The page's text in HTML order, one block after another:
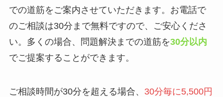
での道筋をご案内させていただきます。お電話で
のご相談は30分まで無料ですので、ご安心くださ
い。多くの場合、問題解決までの道筋を30分以内
でご提案することができます。
ご相談時間が30分を超える場合、 30分毎に5,500円